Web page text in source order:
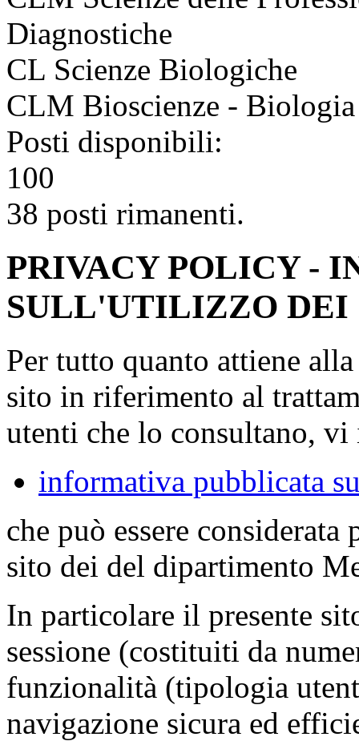
Diagnostiche
CL Scienze Biologiche
CLM Bioscienze -
Posti disponibili:
100
38 posti rimanenti.
PRIVACY POLICY -
SULL'UTILIZZO DEI
Per tutto quanto attiene
sito in riferimento al
utenti che lo consultano,
informativa pubblicata
che può essere
sito dei del dipartimento
In particolare il presente
sessione (costituiti da
funzionalità (tipologia
navigazione sicura ed